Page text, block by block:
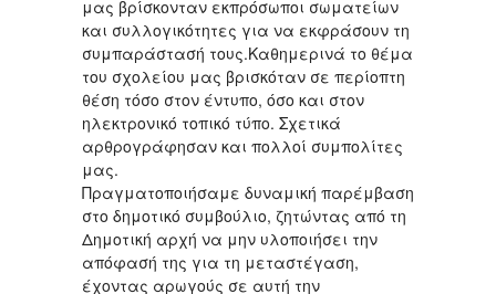
μας βρίσκονταν εκπρόσωποι σωματείων
και συλλογικότητες για να εκφράσουν τη
συμπαράστασή τους.Καθημερινά το θέμα
του σχολείου μας βρισκόταν σε περίοπτη
θέση τόσο στον έντυπο, όσο και στον
ηλεκτρονικό τοπικό τύπο. Σχετικά
αρθρογράφησαν και πολλοί συμπολίτες
μας.
Πραγματοποιήσαμε δυναμική παρέμβαση
στο δημοτικό συμβούλιο, ζητώντας από τη
Δημοτική αρχή να μην υλοποιήσει την
απόφασή της για τη μεταστέγαση,
έχοντας αρωγούς σε αυτή την